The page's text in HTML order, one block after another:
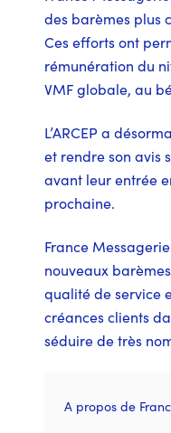
des barèmes plus
Ces efforts ont
rémunération du
VMF globale, au
L’ARCEP a
et rendre son avis
avant leur entrée
prochaine.
France
nouveaux
qualité de service
créances clients
séduire de très
A propos de